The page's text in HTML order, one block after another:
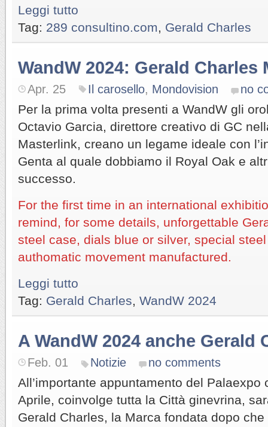
Leggi tutto
Tag: 289 consultino.com Gerald Charles
WandW 2024: Gerald Charles
Apr. 25 Il carosello, Mondovision no
Per la prima volta presenti a WandW gli
Octavio Garcia, direttore creativo di GC
Masterlink, creano un legame ideale con
Genta al quale dobbiamo il Royal Oak e
successo.
For the first time in an international
remind, for some details, unforgettable
steel case, dials blue or silver, special
authomatic movement manufactured.
Leggi tutto
Tag: Gerald Charles WandW 2024
A WandW 2024 anche Gerald
Feb. 01 Notizie no comments
All’importante appuntamento del Palaexpo
Aprile, coinvolge tutta la Città ginevrina,
Gerald Charles, la Marca fondata dopo